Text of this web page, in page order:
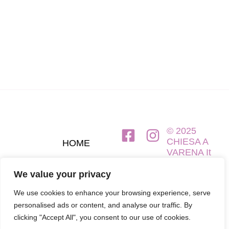
We value your privacy
We use cookies to enhance your browsing experience, serve
personalised ads or content, and analyse our traffic. By
clicking "Accept All", you consent to our use of cookies.
HOME
AGRITURISMO
CONTATTI & PRENOTAZIONI
© 2025
CHIESA A
VARENA It